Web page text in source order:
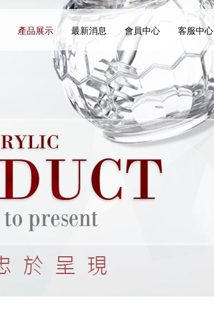
產品展示 最新消息 會員中心 客服中心